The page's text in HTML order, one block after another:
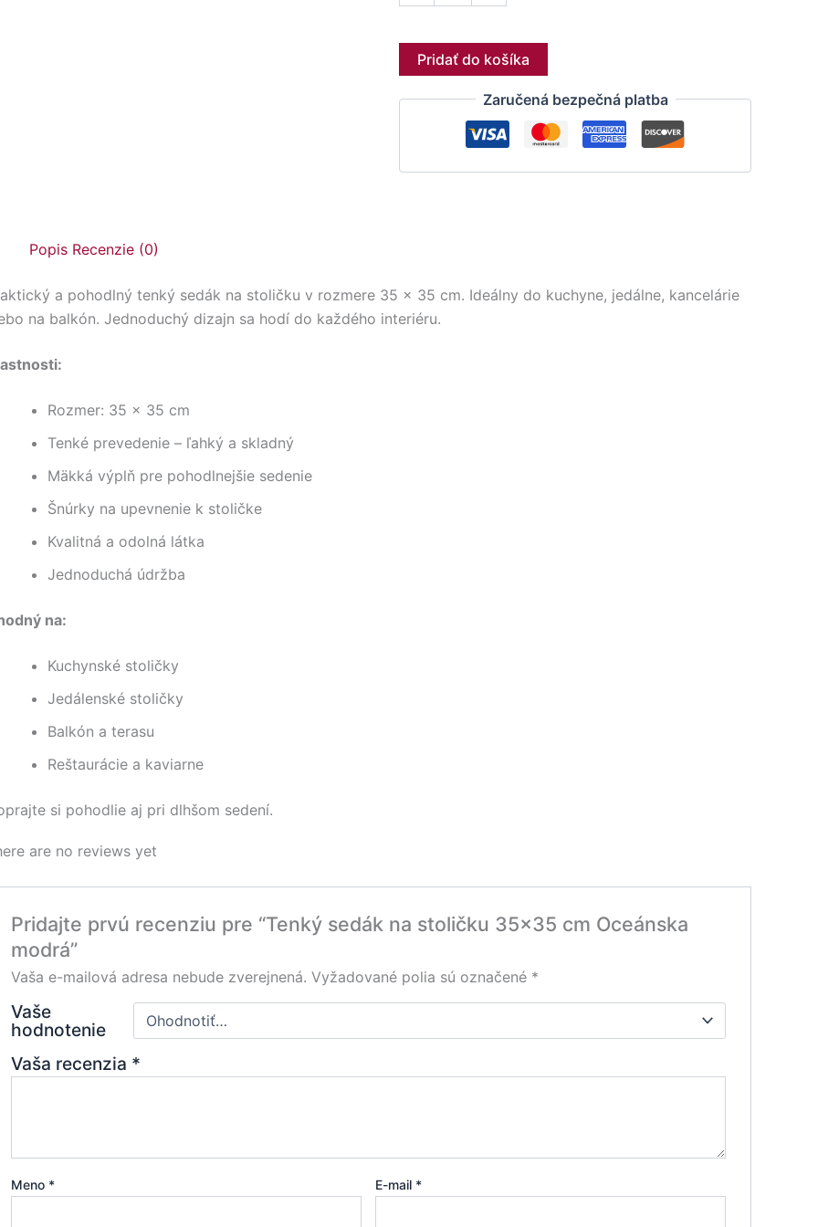
Pridať do košíka
Zaručená bezpečná platba
Popis Recenzie (0)
a pohodlný tenký sedák na stoličku v rozmere 35 × 35 cm. Ideálny do kuchyne, jedálne, kancelárie
na balkón. Jednoduchý dizajn sa hodí do každého interiéru.
Rozmer: 35 × 35 cm
Tenké prevedenie – ľahký a skladný
Mäkká výplň pre pohodlnejšie sedenie
Šnúrky na upevnenie k stoličke
Kvalitná a odolná látka
Jednoduchá údržba
na:
Kuchynské stoličky
Jedálenské stoličky
Balkón a terasu
Reštaurácie a kaviarne
si pohodlie aj pri dlhšom sedení.
are no reviews yet
Pridajte prvú recenziu pre “Tenký sedák na stoličku 35×35 cm Oceánska
modrá”
Vaša e-mailová adresa nebude zverejnená. Vyžadované polia sú označené *
Vaše
hodnotenie
Vaša recenzia *
Meno * E-mail *